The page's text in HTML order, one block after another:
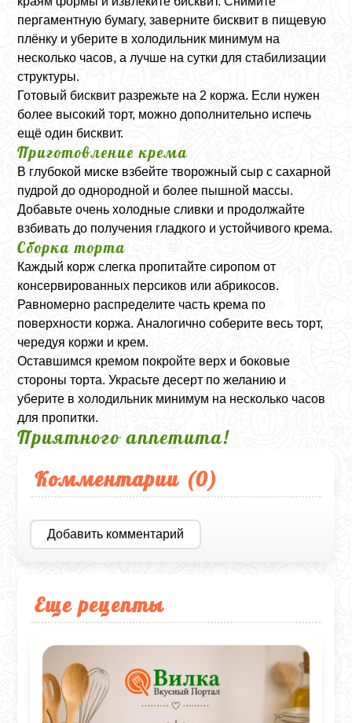
пергаментную бумагу, заверните бисквит в пищевую
плёнку и уберите в холодильник минимум на
несколько часов, а лучше на сутки для стабилизации
структуры.
Готовый бисквит разрежьте на 2 коржа. Если нужен
более высокий торт, можно дополнительно испечь
ещё один бисквит.
Приготовление крема
В глубокой миске взбейте творожный сыр с сахарной
пудрой до однородной и более пышной массы.
Добавьте очень холодные сливки и продолжайте
взбивать до получения гладкого и устойчивого крема.
Сборка торта
Каждый корж слегка пропитайте сиропом от
консервированных персиков или абрикосов.
Равномерно распределите часть крема по
поверхности коржа. Аналогично соберите весь торт,
чередуя коржи и крем.
Оставшимся кремом покройте верх и боковые
стороны торта. Украсьте десерт по желанию и
уберите в холодильник минимум на несколько часов
для пропитки.
Приятного аппетита!
Комментарии (0)
Добавить комментарий
Еще рецепты